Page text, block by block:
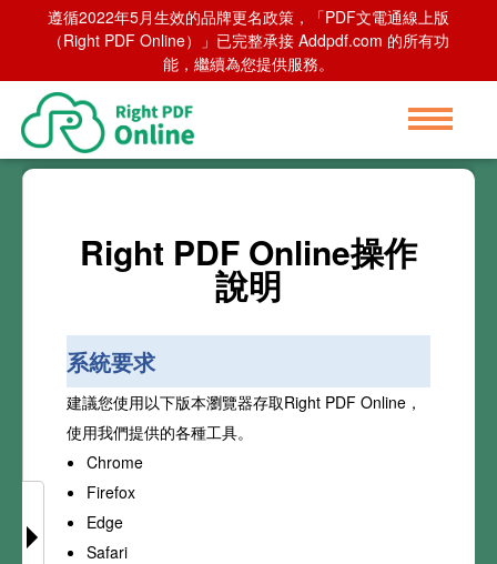
遵循2022年5月生效的品牌更名政策，「PDF文電通線上版
（Right PDF Online）」已完整承接 Addpdf.com 的所有功
能，繼續為您提供服務。
Right PDF Online操作
說明
系統要求
建議您使用以下版本瀏覽器存取Right PDF Online，
使用我們提供的各種工具。
Chrome
Firefox
Edge
Safari